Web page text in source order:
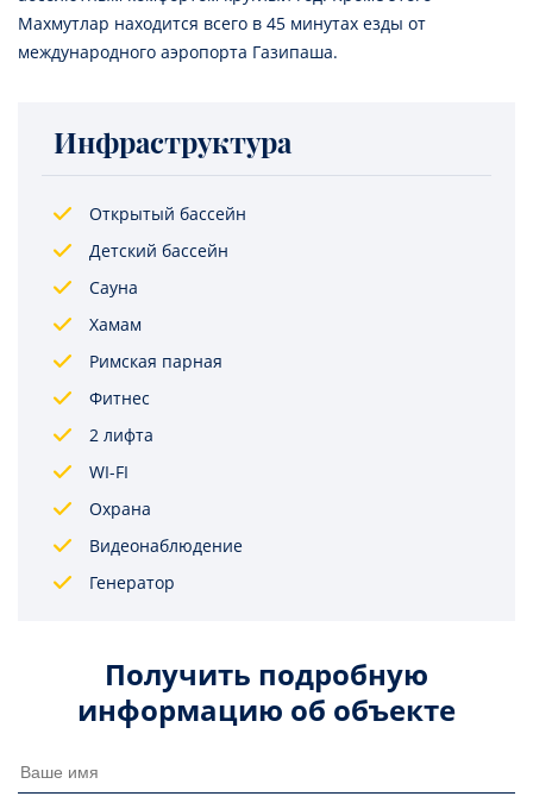
Махмутлар находится всего в 45 минутах езды от
международного аэропорта Газипаша.
Инфраструктура
Открытый бассейн
Детский бассейн
Сауна
Хамам
Римская парная
Фитнес
2 лифта
WI-FI
Охрана
Видеонаблюдение
Генератор
Получить подробную
информацию об объекте